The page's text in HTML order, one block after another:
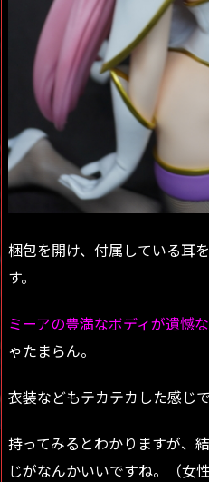
梱包を開け、付属している耳
す。
ミーアの豊満なボディが遺憾
ゃたまらん。
衣装などもテカテカした感じ
持ってみるとわかりますが、
じがなんかいいですね。（女